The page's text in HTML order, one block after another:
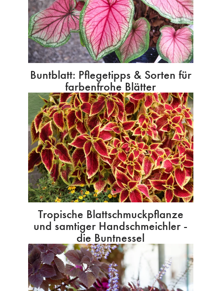
Buntblatt: Pflegetipps & Sorten für
farbenfrohe Blätter
Tropische Blattschmuckpflanze
und samtiger Handschmeichler -
die Buntnessel